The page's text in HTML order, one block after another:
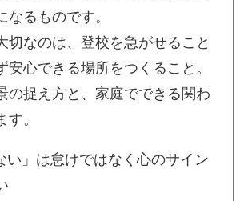
なるものです。
切なのは、登校を急がせること
安心できる場所をつくること。
の捉え方と、家庭でできる関わ
す。
」は怠けではなく心のサイン